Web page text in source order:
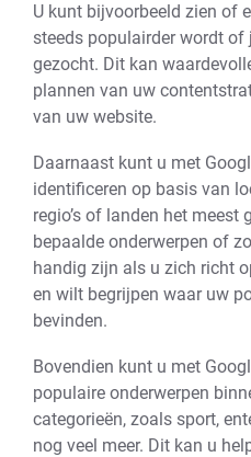
U kunt bijvoorbeeld zien of
steeds populairder wordt
gezocht. Dit kan
plannen van uw
van uw website.
Daarnaast kunt u met
identificeren op basis van
regio’s of landen het meest
bepaalde onderwerpen of
handig zijn als u zich richt
en wilt begrijpen waar uw
bevinden.
Bovendien kunt u met
populaire onderwerpen
categorieën, zoals sport,
nog veel meer. Dit kan u